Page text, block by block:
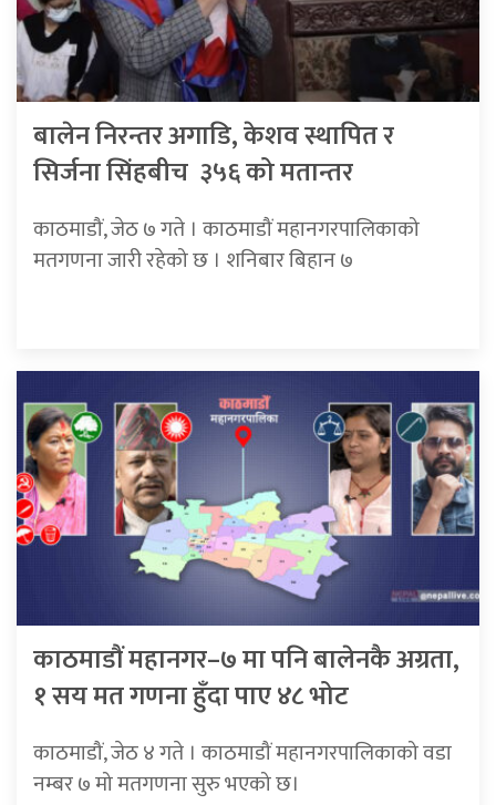
बालेन निरन्तर अगाडि, केशव स्थापित र
सिर्जना सिंहबीच ३५६ को मतान्तर
काठमाडौं, जेठ ७ गते । काठमाडौं महानगरपालिकाको
मतगणना जारी रहेको छ । शनिबार बिहान ७
काठमाडौं महानगर–७ मा पनि बालेनकै अग्रता,
१ सय मत गणना हुँदा पाए ४८ भोट
काठमाडौं, जेठ ४ गते । काठमाडौं महानगरपालिकाको वडा
नम्बर ७ मो मतगणना सुरु भएको छ।